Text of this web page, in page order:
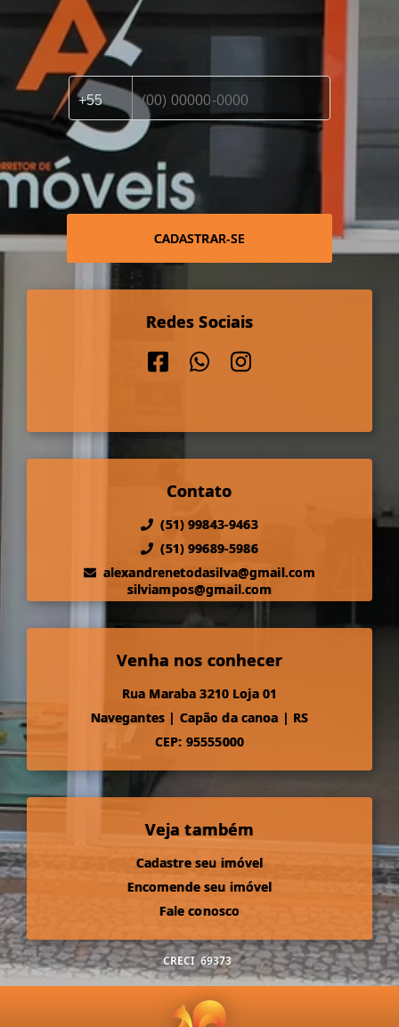
CADASTRAR-SE
Redes Sociais
Contato
(51) 99843-9463
(51) 99689-5986
alexandrenetodasilva@gmail.com
silviampos@gmail.com
Venha nos conhecer
Rua Maraba 3210 Loja 01
Navegantes | Capão da canoa | RS
CEP: 95555000
Veja também
Cadastre seu imóvel
Encomende seu imóvel
Fale conosco
CRECI 69373